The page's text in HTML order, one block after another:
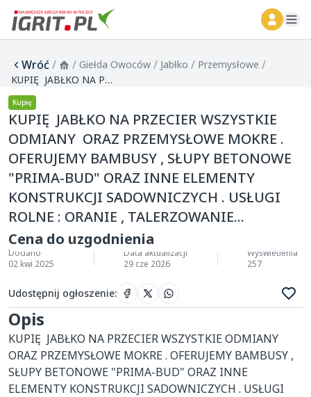
Wróć/ / Giełda Owoców / Jabłko / Przemysłowe /
KUPIĘ JABŁKO NA PRZECIER WSZYSTKIE ODMIANY ORAZ PRZEMYSŁOWE MOKRE . OFERUJEMY BAMBUSY , SŁUPY BETONOWE "PRIMA-BUD" ORAZ INNE ELEMENTY KONSTRUKCJI SADOWNICZYCH . USŁUGI ROLNE : ORANIE , TALERZOWANIE...
Kupię
KUPIĘ JABŁKO NA PRZECIER WSZYSTKIE
ODMIANY ORAZ PRZEMYSŁOWE MOKRE .
OFERUJEMY BAMBUSY , SŁUPY BETONOWE
"PRIMA-BUD" ORAZ INNE ELEMENTY
KONSTRUKCJI SADOWNICZYCH . USŁUGI
ROLNE : ORANIE , TALERZOWANIE...
Cena do uzgodnienia
Dodano
02 kwi 2025
Data aktualizacji
29 cze 2026
Wyświetlenia
257
Udostępnij ogłoszenie:
Opis
KUPIĘ  JABŁKO NA PRZECIER WSZYSTKIE ODMIANY
ORAZ PRZEMYSŁOWE MOKRE . OFERUJEMY BAMBUSY ,
SŁUPY BETONOWE "PRIMA-BUD" ORAZ INNE
ELEMENTY KONSTRUKCJI SADOWNICZYCH . USŁUGI